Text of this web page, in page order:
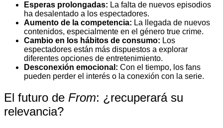
Esperas prolongadas: La falta de nuevos episodios
ha desalentado a los espectadores.
Aumento de la competencia: La llegada de nuevos
contenidos, especialmente en el género true crime.
Cambio en los hábitos de consumo: Los
espectadores están más dispuestos a explorar
diferentes opciones de entretenimiento.
Desconexión emocional: Con el tiempo, los fans
pueden perder el interés o la conexión con la serie.
El futuro de From: ¿recuperará su
relevancia?